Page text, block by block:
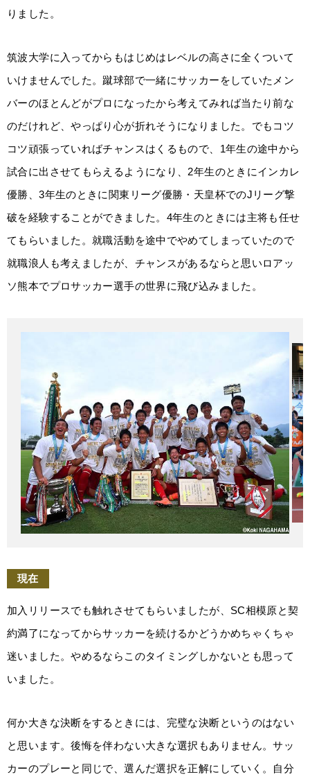
りました。
筑波大学に入ってからもはじめはレベルの高さに全くついて
いけませんでした。蹴球部で一緒にサッカーをしていたメン
バーのほとんどがプロになったから考えてみれば当たり前な
のだけれど、やっぱり心が折れそうになりました。でもコツ
コツ頑張っていればチャンスはくるもので、1年生の途中から
試合に出させてもらえるようになり、2年生のときにインカレ
優勝、3年生のときに関東リーグ優勝・天皇杯でのJリーグ撃
破を経験することができました。4年生のときには主将も任せ
てもらいました。就職活動を途中でやめてしまっていたので
就職浪人も考えましたが、チャンスがあるならと思いロアッ
ソ熊本でプロサッカー選手の世界に飛び込みました。
現在
加入リリースでも触れさせてもらいましたが、SC相模原と契
約満了になってからサッカーを続けるかどうかめちゃくちゃ
迷いました。やめるならこのタイミングしかないとも思って
いました。
何か大きな決断をするときには、完璧な決断というのはない
と思います。後悔を伴わない大きな選択もありません。サッ
カーのプレーと同じで、選んだ選択を正解にしていく。自分